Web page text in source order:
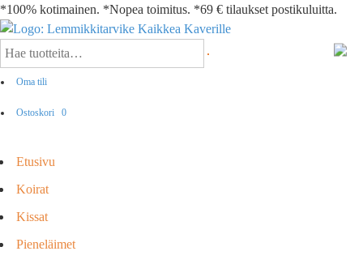
*100% kotimainen. *Nopea toimitus. *69 € tilaukset postikuluitta.
Oma tili
Ostoskori 0
Etusivu
Koirat
Kissat
Pieneläimet